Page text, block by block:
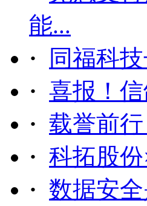
能...
·
同福科
· 喜报！
· 载誉前
· 科拓股
· 数据安